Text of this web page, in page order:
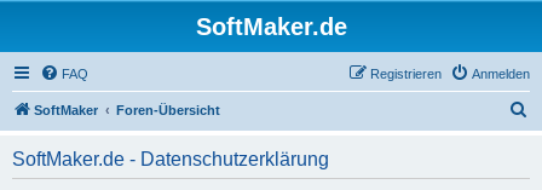
SoftMaker.de
FAQ Anmelden
Registrieren
SoftMaker Foren-Übersicht
SoftMaker.de - Datenschutzerklärung